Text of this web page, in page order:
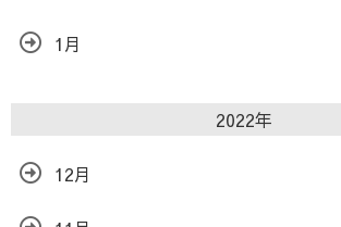
1月
2022年
12月